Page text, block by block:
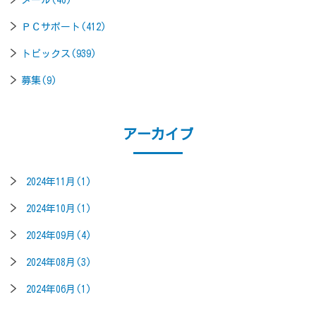
ＰＣサポート(412)
トピックス(939)
募集(9)
アーカイブ
2024年11月(1)
2024年10月(1)
2024年09月(4)
2024年08月(3)
2024年06月(1)